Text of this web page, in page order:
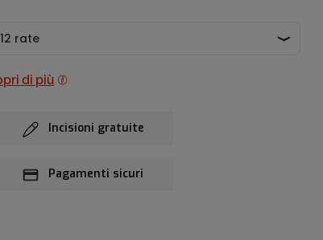
di più
Incisioni gratuite
Pagamenti sicuri